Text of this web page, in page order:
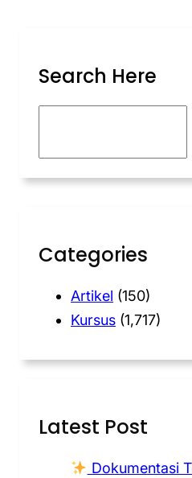
Search Here
Categories
Artikel (150)
Kursus (1,717)
Latest Post
Dokumentasi